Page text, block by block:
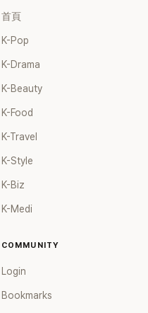
首頁
K-Pop
K-Drama
K-Beauty
K-Food
K-Travel
K-Style
K-Biz
K-Medi
COMMUNITY
Login
Bookmarks